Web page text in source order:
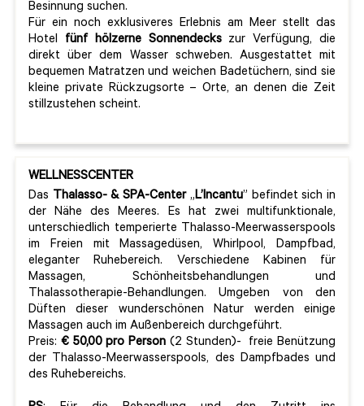
Besinnung suchen.
Für ein noch exklusiveres Erlebnis am Meer stellt das
Hotel fünf hölzerne Sonnendeckszur Verfügung, die
direkt über dem Wasser schweben. Ausgestattet mit
bequemen Matratzen und weichen Badetüchern, sind sie
kleine private Rückzugsorte – Orte, an denen die Zeit
stillzustehen scheint.
WELLNESSCENTER
Das Thalasso- & SPA-Center„L’Incantu” befindet sich in
der Nähe des Meeres. Es hat zwei multifunktionale,
unterschiedlich temperierte Thalasso-Meerwasserspools
im Freien mit Massagedüsen, Whirlpool, Dampfbad,
eleganter Ruhebereich. Verschiedene Kabinen für
Massagen, Schönheitsbehandlungen und
Thalassotherapie-Behandlungen. Umgeben von den
Düften dieser wunderschönen Natur werden einige
Massagen auch im Außenbereich durchgeführt.
Preis: € 50,00 pro Person (2 Stunden)- freie Benützung
der Thalasso-Meerwasserspools, des Dampfbades und
des Ruhebereichs.